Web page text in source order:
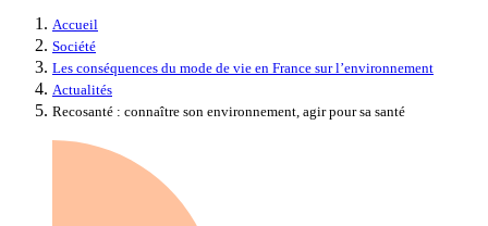
Accueil
Société
Les conséquences du mode de vie en France sur l’environnement
Actualités
Recosanté : connaître son environnement, agir pour sa santé